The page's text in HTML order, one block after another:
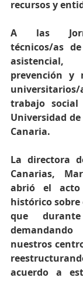
recursos y
A las
técnicos/as
prevención y
trabajo
Universidad
Canaria.
La directora
Canarias,
abrió el
histórico sobre
que
nuestros
acuerdo a